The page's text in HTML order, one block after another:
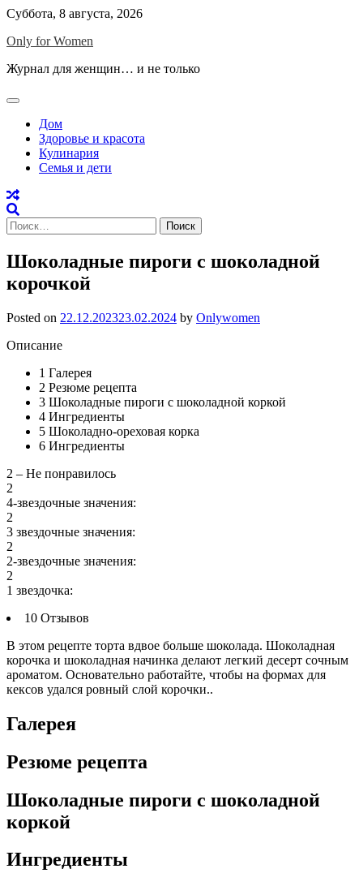
Skip
content
Суббота, 8 августа, 2026
Only for Women
Журнал для женщин… и не только
Дом
Здоровье и красота
Кулинария
Семья и дети
Найти:
Шоколадные пироги с шоколадной
корочкой
Posted on 22.12.202323.02.2024 by Onlywomen
Описание
1 Галерея
2 Резюме рецепта
3 Шоколадные пироги с шоколадной коркой
4 Ингредиенты
5 Шоколадно-ореховая корка
6 Ингредиенты
2 – Не понравилось
2
4-звездочные значения:
2
3 звездочные значения:
2
2-звездочные значения:
2
1 звездочка:
10 Отзывов
В этом рецепте торта вдвое больше шоколада. Шоколадная
корочка и шоколадная начинка делают легкий десерт сочным
ароматом. Основательно работайте, чтобы на формах для
кексов удался ровный слой корочки..
Галерея
Резюме рецепта
Шоколадные пироги с шоколадной
коркой
Ингредиенты